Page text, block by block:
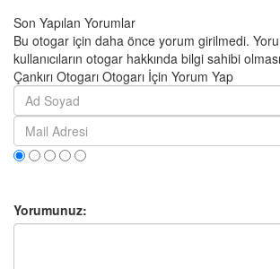
Son Yapılan Yorumlar
Bu otogar için daha önce yorum girilmedi.
kullanıcıların otogar hakkında bilgi sahibi
Çankırı Otogarı Otogarı İçin Yorum Yap
Yorumunuz: